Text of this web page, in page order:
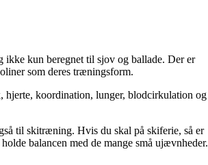
kun beregnet til sjov og ballade. Der er
som deres træningsform.
koordination, lunger, blodcirkulation og
til skitræning. Hvis du skal på skiferie, så er
balancen med de mange små ujævnheder.